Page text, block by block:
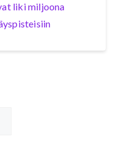
liki miljoona